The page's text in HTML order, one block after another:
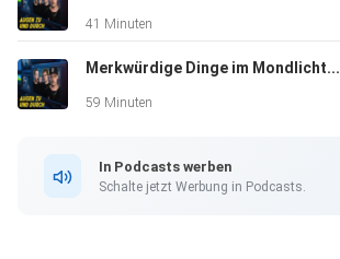
41 Minuten
Merkwürdige Dinge im Mondlicht...
59 Minuten
In Podcasts werben
Schalte jetzt Werbung in Podcasts.